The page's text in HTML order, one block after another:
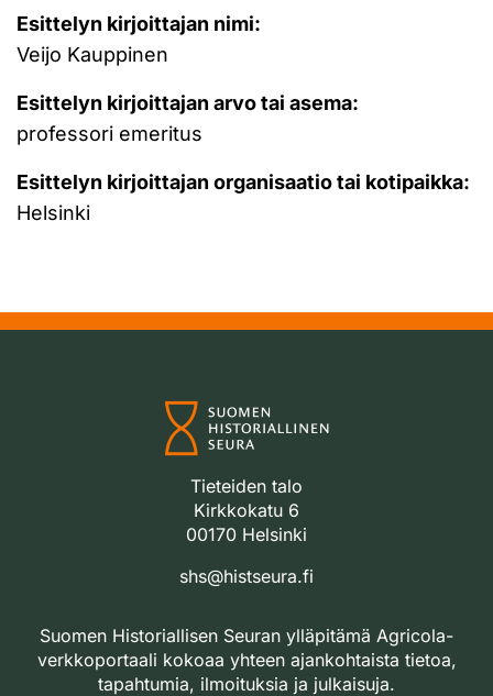
Esittelyn kirjoittajan nimi:
Veijo Kauppinen
Esittelyn kirjoittajan arvo tai asema:
professori emeritus
Esittelyn kirjoittajan organisaatio tai kotipaikka:
Helsinki
Tieteiden talo
Kirkkokatu 6
00170 Helsinki
shs@histseura.fi
Suomen Historiallisen Seuran ylläpitämä Agricola-
verkkoportaali kokoaa yhteen ajankohtaista tietoa,
tapahtumia, ilmoituksia ja julkaisuja.